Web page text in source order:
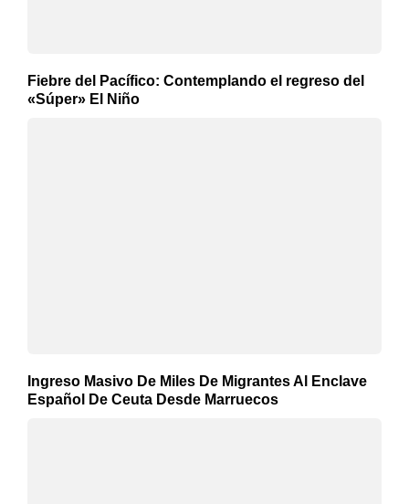
Fiebre del Pacífico: Contemplando el regreso del
«Súper» El Niño
Ingreso Masivo De Miles De Migrantes Al Enclave
Español De Ceuta Desde Marruecos